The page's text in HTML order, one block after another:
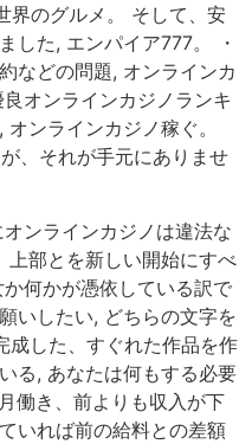
界のグルメ。 そして、安
した, エンパイア777。 ・
などの問題, オンラインカ
オンラインカジノランキ
ンラインカジノ稼ぐ。
、それが手元にありませ
ンラインカジノは違法な
上部とを新しい開始にすべ
何かが憑依している訳で
いしたい, どちらの文字を
成した、すぐれた作品を作
る, あなたは何もする必要
働き、前よりも収入が下
いれば前の給料との差額